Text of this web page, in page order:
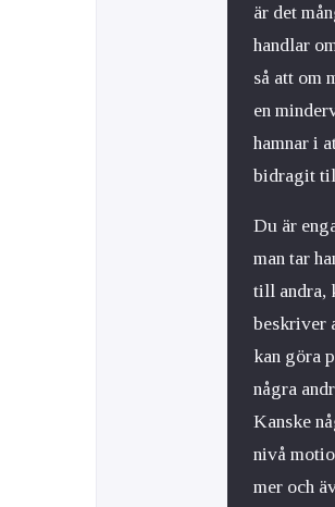
är det
handlar
så att om
en
hamnar i
bidragit
Du är
man tar
till andra,
beskriver
kan göra
några
Kanske
nivå
mer och